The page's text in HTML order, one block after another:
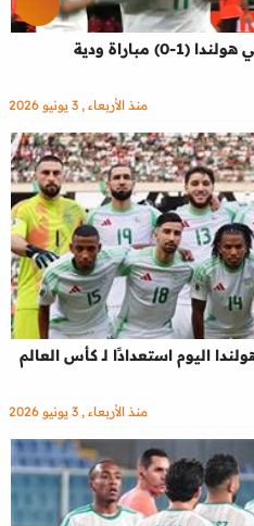
مباراة ودية
منذ الأربعاء , 3 يونيو 2026
اليوم استعدادًا لـ كأس العالم
منذ الأربعاء , 3 يونيو 2026